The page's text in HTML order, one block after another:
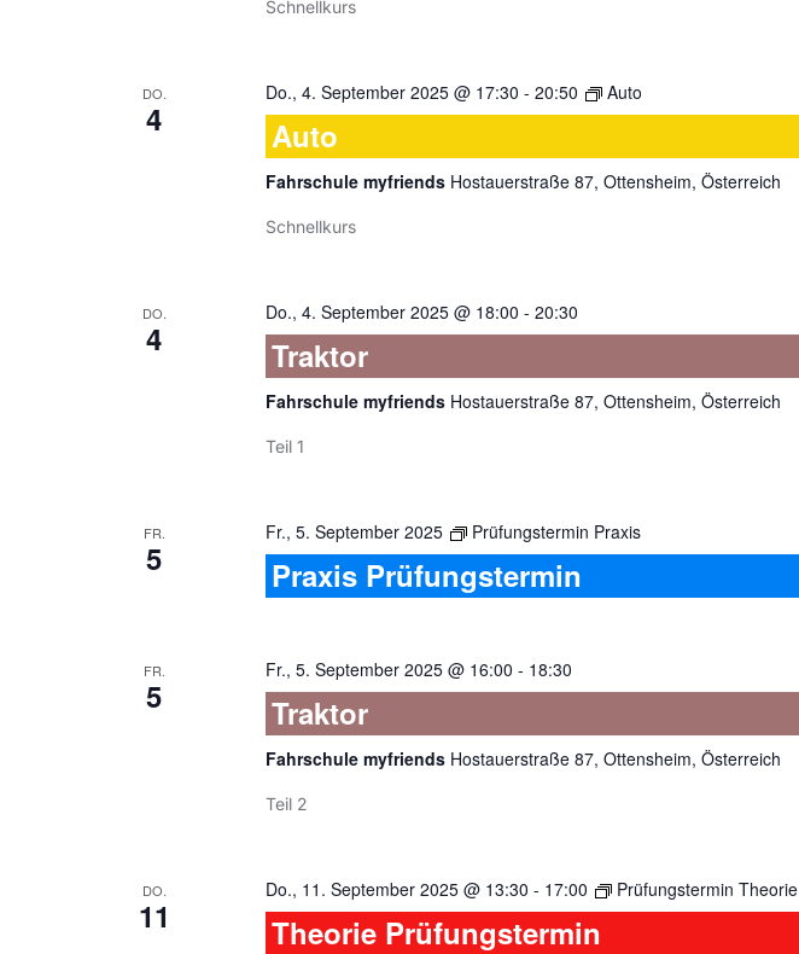
Schnellkurs
DO.
4
Do., 4. September 2025 @ 17:30 - 20:50 Auto
Auto
Fahrschule myfriends Hostauerstraße 87, Ottensheim, Österreich
Schnellkurs
DO.
4
Do., 4. September 2025 @ 18:00 - 20:30
Traktor
Fahrschule myfriends Hostauerstraße 87, Ottensheim, Österreich
Teil 1
FR.
5
Fr., 5. September 2025 Prüfungstermin Praxis
Praxis Prüfungstermin
FR.
5
Fr., 5. September 2025 @ 16:00 - 18:30
Traktor
Fahrschule myfriends Hostauerstraße 87, Ottensheim, Österreich
Teil 2
DO.
11
Do., 11. September 2025 @ 13:30 - 17:00 Prüfungstermin Theorie
Theorie Prüfungstermin